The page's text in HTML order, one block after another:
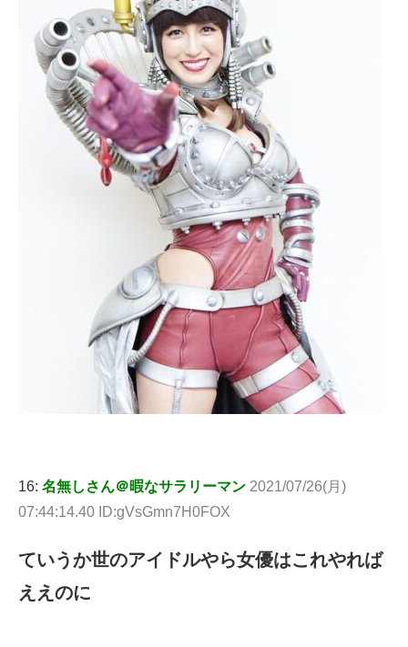
16: 名無しさん＠暇なサラリーマン 2021/07/26(月)
07:44:14.40 ID:gVsGmn7H0FOX
ていうか世のアイドルやら女優はこれやれば
ええのに